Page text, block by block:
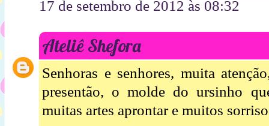
17 de setembro de 2012 às 08:32
Ateliê Shefora
Senhoras e senhores, muita
presentão, o molde do ursinho
muitas artes aprontar e muitos